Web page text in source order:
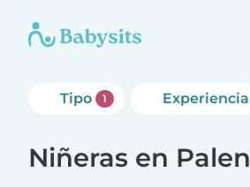
Tipo 1 Experiencia
Niñeras en